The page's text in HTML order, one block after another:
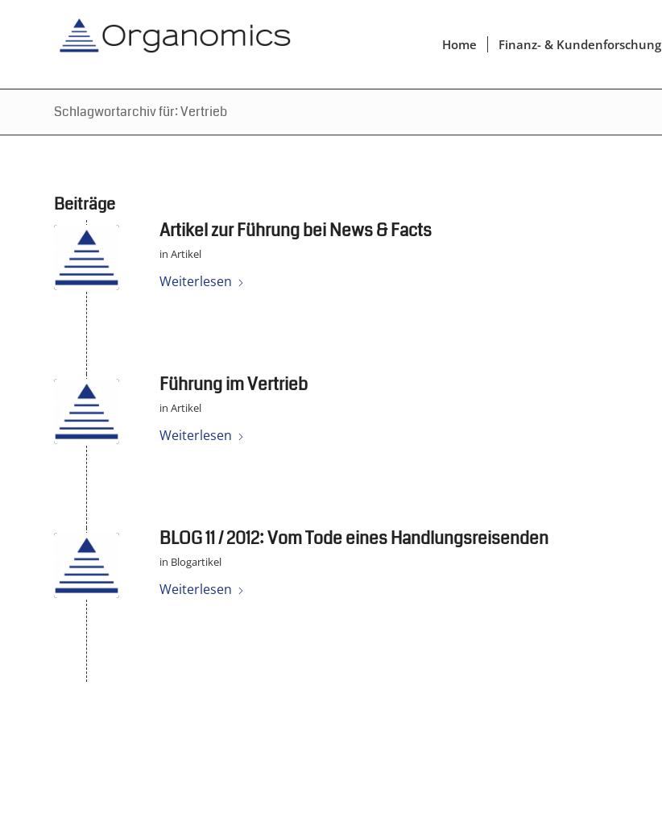
Home Finanz- & Kundenforschung
Schlagwortarchiv für: Vertrieb
Beiträge
Artikel zur Führung bei News & Facts
in Artikel
Weiterlesen
Führung im Vertrieb
in Artikel
Weiterlesen
BLOG 11 / 2012: Vom Tode eines Handlungsreisenden
in Blogartikel
Weiterlesen